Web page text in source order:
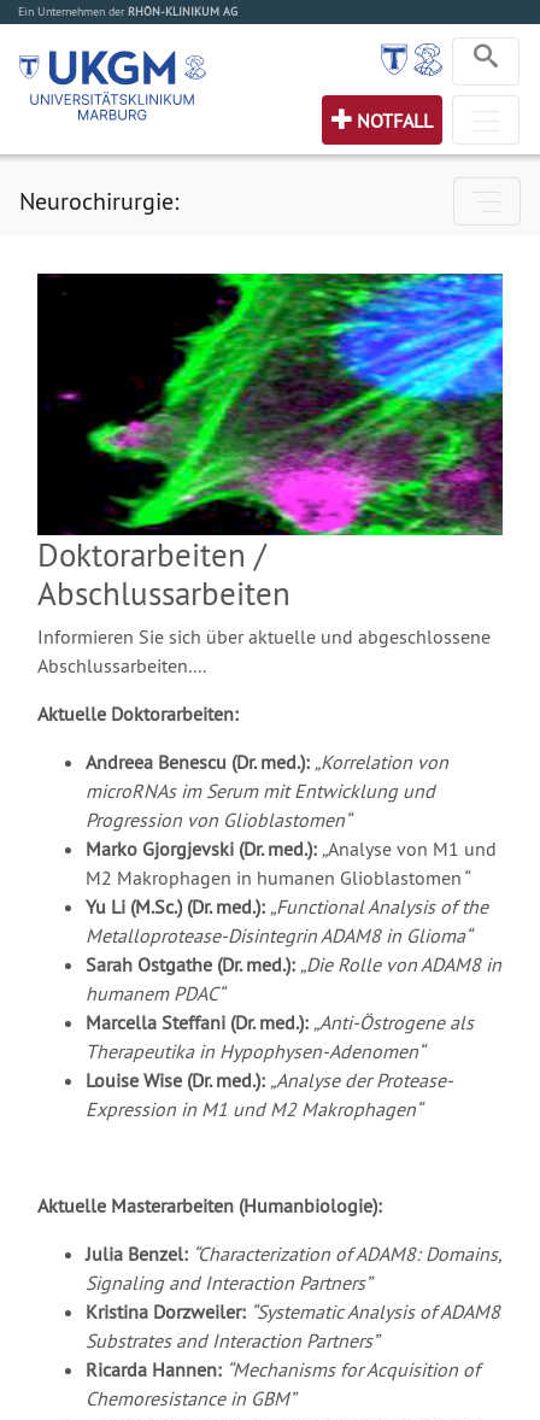
Ein Unternehmen der RHÖN-KLINIKUM AG
NOTFALL
Neurochirurgie:
Doktorarbeiten /
Abschlussarbeiten
Informieren Sie sich über aktuelle und abgeschlossene
Abschlussarbeiten....
Aktuelle Doktorarbeiten:
Andreea Benescu (Dr. med.): „Korrelation von
microRNAs im Serum mit Entwicklung und
Progression von Glioblastomen“
Marko Gjorgjevski (Dr. med.): „Analyse von M1 und
M2 Makrophagen in humanen Glioblastomen “
Yu Li (M.Sc.) (Dr. med.): „Functional Analysis of the
Metalloprotease-Disintegrin ADAM8 in Glioma“
Sarah Ostgathe (Dr. med.): „Die Rolle von ADAM8 in
humanem PDAC“
Marcella Steffani (Dr. med.): „Anti-Östrogene als
Therapeutika in Hypophysen-Adenomen“
Louise Wise (Dr. med.): „Analyse der Protease-
Expression in M1 und M2 Makrophagen“
Aktuelle Masterarbeiten (Humanbiologie):
Julia Benzel: “Characterization of ADAM8: Domains,
Signaling and Interaction Partners”
Kristina Dorzweiler: “Systematic Analysis of ADAM8
Substrates and Interaction Partners”
Ricarda Hannen: “Mechanisms for Acquisition of
Chemoresistance in GBM”